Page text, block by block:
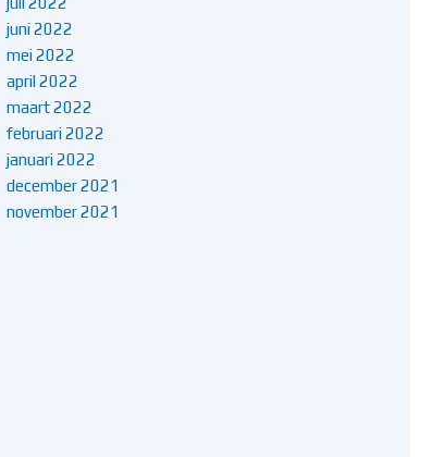
juni 2022
mei 2022
april 2022
maart 2022
februari 2022
januari 2022
december 2021
november 2021